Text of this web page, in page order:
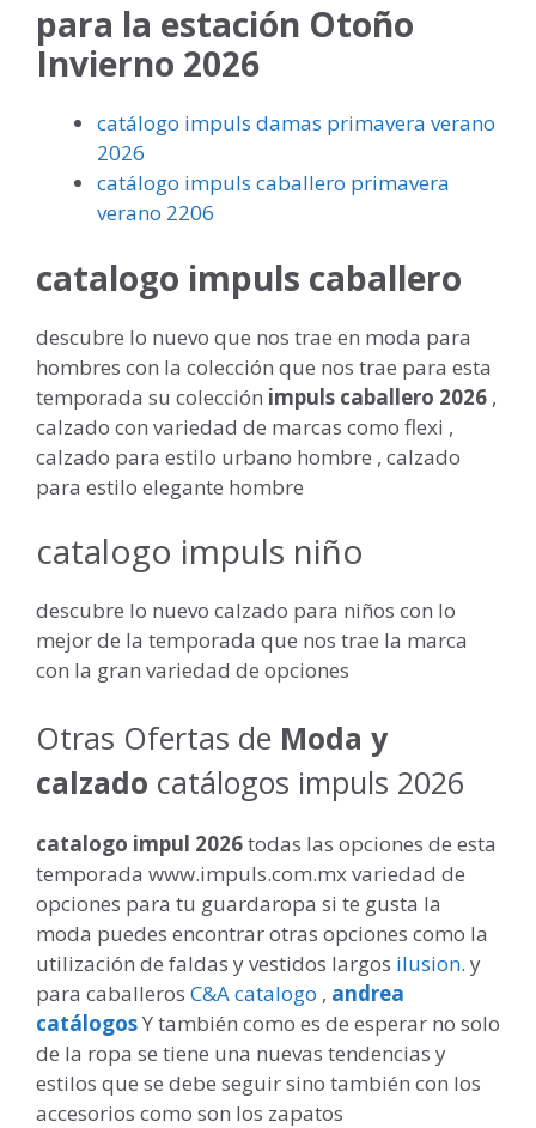
para la estación Otoño
Invierno 2026
catálogo impuls damas primavera verano
2026
catálogo impuls caballero primavera
verano 2206
catalogo impuls caballero
descubre lo nuevo que nos trae en moda para
hombres con la colección que nos trae para esta
temporada su colección impuls caballero 2026 ,
calzado con variedad de marcas como flexi ,
calzado para estilo urbano hombre , calzado
para estilo elegante hombre
catalogo impuls niño
descubre lo nuevo calzado para niños con lo
mejor de la temporada que nos trae la marca
con la gran variedad de opciones
Otras Ofertas de Moda y
calzado catálogos impuls 2026
catalogo impul 2026todas las opciones de esta
temporada www.impuls.com.mx variedad de
opciones para tu guardaropa si te gusta la
moda puedes encontrar otras opciones como la
utilización de faldas y vestidos largos ilusion. y
para caballeros C&A catalogo , andrea
catálogosY también como es de esperar no solo
de la ropa se tiene una nuevas tendencias y
estilos que se debe seguir sino también con los
accesorios como son los zapatos